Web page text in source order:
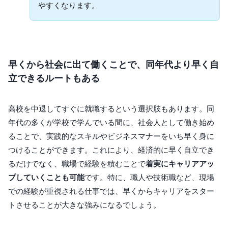
やすくなります。
早くから社会に出て働くことで、同年代より早く自
立できるルートもある
高校を中退してすぐに就職するという選択肢もあります。同
年代の多くが学校で学んでいる間に、社会人として働き始め
ることで、実践的なスキルやビジネスマナーをいち早く身に
つけることができます。これにより、経済的に早く自立でき
るだけでなく、職場で経験を積むことで着実にキャリアアッ
プしていくことも可能です。特に、職人や技術職など、現場
での経験が重視される仕事では、早くからキャリアをスター
トさせることが大きな強みになるでしょう。